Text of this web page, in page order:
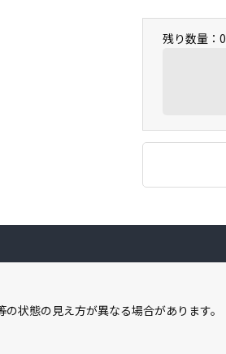
残り数量：0
状態の見え方が異なる場合があります。